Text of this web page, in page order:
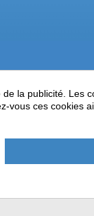
la publicité. Les
vous ces cookies